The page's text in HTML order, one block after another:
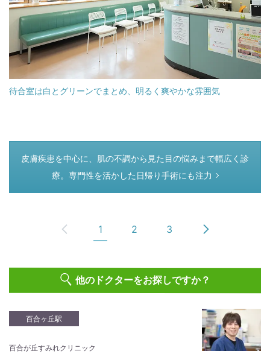
待合室は白とグリーンでまとめ、明るく爽やかな雰囲気
つぎのページ
皮膚疾患を中心に、肌の不調から見た目の悩みまで幅広く診
療。専門性を活かした日帰り手術にも注力
1 2 3
他のドクターをお探しですか？
百合ヶ丘駅
百合が丘すみれクリニック